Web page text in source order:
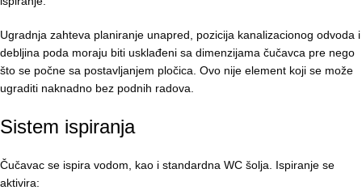
Ugradnja zahteva planiranje unapred, pozicija kanalizacionog odvoda i
debljina poda moraju biti usklađeni sa dimenzijama čučavca pre nego
što se počne sa postavljanjem pločica. Ovo nije element koji se može
ugraditi naknadno bez podnih radova.
Sistem ispiranja
Čučavac se ispira vodom, kao i standardna WC šolja. Ispiranje se
aktivira: